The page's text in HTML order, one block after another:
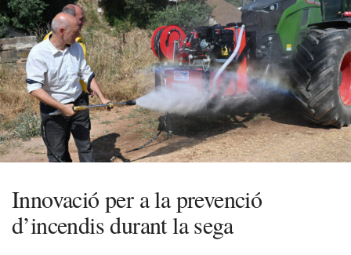
Innovació per a la prevenció
d’incendis durant la sega